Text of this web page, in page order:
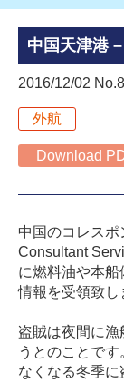
中国天津港
2016/12/02
外航
Download
中国のコレス
Consultant
に燃料油や本
情報を受領致し
盗賊は夜間に
うとのことで
なくなる冬季